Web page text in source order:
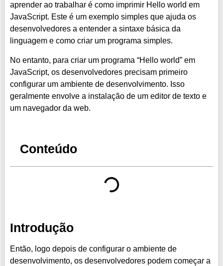
aprender ao trabalhar é como imprimir Hello world em
JavaScript. Este é um exemplo simples que ajuda os
desenvolvedores a entender a sintaxe básica da
linguagem e como criar um programa simples.
No entanto, para criar um programa “Hello world” em
JavaScript, os desenvolvedores precisam primeiro
configurar um ambiente de desenvolvimento. Isso
geralmente envolve a instalação de um editor de texto e
um navegador da web.
Conteúdo
Introdução
Então, logo depois de configurar o ambiente de
desenvolvimento, os desenvolvedores podem começar a